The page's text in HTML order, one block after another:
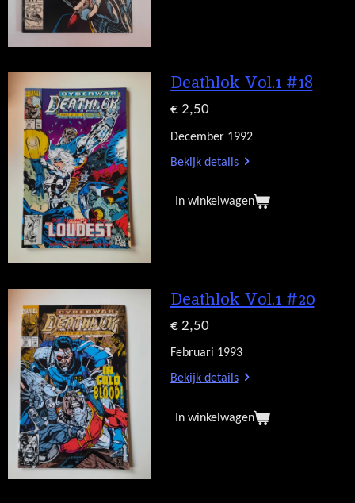
Deathlok Vol.1 #18
€ 2,50
December 1992
Bekijk details
In winkelwagen
Deathlok Vol.1 #20
€ 2,50
Februari 1993
Bekijk details
In winkelwagen